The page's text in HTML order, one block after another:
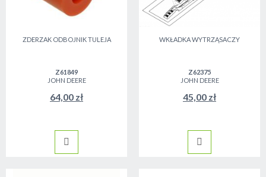
ZDERZAK ODBOJNIK TULEJA
Z61849
JOHN DEERE
64,00 zł
WKŁADKA WYTRZĄSACZY
Z62375
JOHN DEERE
45,00 zł